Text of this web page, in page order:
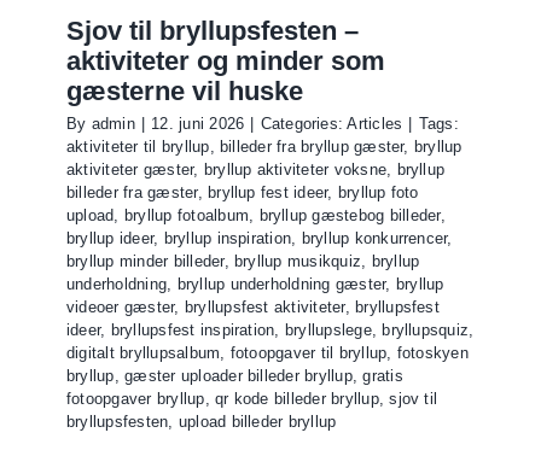
Sjov til bryllupsfesten –
aktiviteter og minder som
gæsterne vil huske
By admin 12. juni 2026 Categories:Articles
Tags:
aktiviteter til bryllup, billeder fra bryllup gæster, bryllup
aktiviteter gæster, bryllup aktiviteter voksne, bryllup
billeder fra gæster, bryllup fest ideer, bryllup foto
upload, bryllup fotoalbum, bryllup gæstebog billeder,
bryllup ideer, bryllup inspiration, bryllup konkurrencer,
bryllup minder billeder, bryllup musikquiz, bryllup
underholdning, bryllup underholdning gæster, bryllup
videoer gæster, bryllupsfest aktiviteter, bryllupsfest
ideer, bryllupsfest inspiration, bryllupslege, bryllupsquiz,
digitalt bryllupsalbum, fotoopgaver til bryllup, fotoskyen
bryllup,gæster uploader billeder bryllup,gratis
fotoopgaver bryllup,qr kode billeder bryllup,sjov til
bryllupsfesten, upload billeder bryllup